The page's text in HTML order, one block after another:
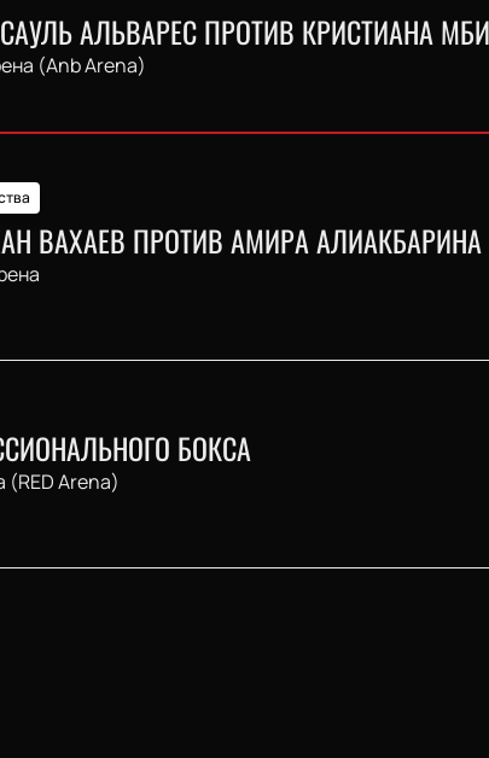
АЛЬВАРЕС ПРОТИВ КРИСТИАНА
(Anb Arena)
ВАХАЕВ ПРОТИВ АМИРА АЛИАКБАРИНА
БОКСА
Arena)